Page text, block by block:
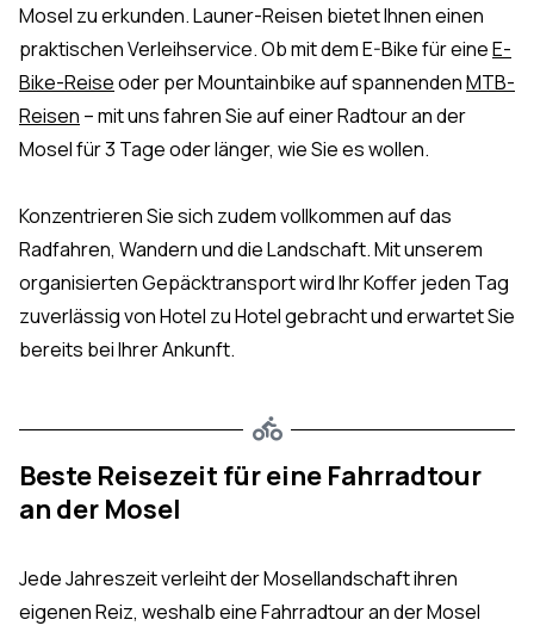
Mosel zu erkunden. Launer-Reisen bietet Ihnen einen
praktischen Verleihservice. Ob mit dem E-Bike für eineE-
Bike-Reiseoder per Mountainbike auf spannendenMTB-
Reisen – mit uns fahren Sie auf einer Radtour an der
Mosel für 3 Tage oder länger, wie Sie es wollen.
Konzentrieren Sie sich zudem vollkommen auf das
Radfahren, Wandern und die Landschaft. Mit unserem
organisierten Gepäcktransport wird Ihr Koffer jeden Tag
zuverlässig von Hotel zu Hotel gebracht und erwartet Sie
bereits bei Ihrer Ankunft.
Beste Reisezeit für eine Fahrradtour
an der Mosel
Jede Jahreszeit verleiht der Mosellandschaft ihren
eigenen Reiz, weshalb eine Fahrradtour an der Mosel